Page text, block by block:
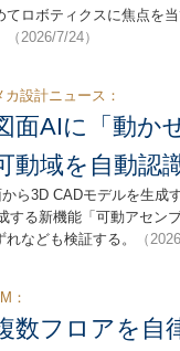
てロボティクスに焦点を
（2026/7/24）
カ設計ニュース：
面AIに「動か
動域を自動認
ら3D CADモデルを生成
する新機能「可動アセン
なども検証する。
（
：
数フロアを自